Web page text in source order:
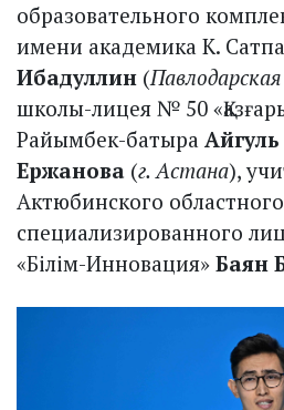
образовательного
имени академика К.
Ибадуллин (
школы-лицея № 50
Райымбек-батыра Айгуль
Ержанова (г. Астана),
Актюбинского областного
специализированного
«Білім-Инновация» Баян